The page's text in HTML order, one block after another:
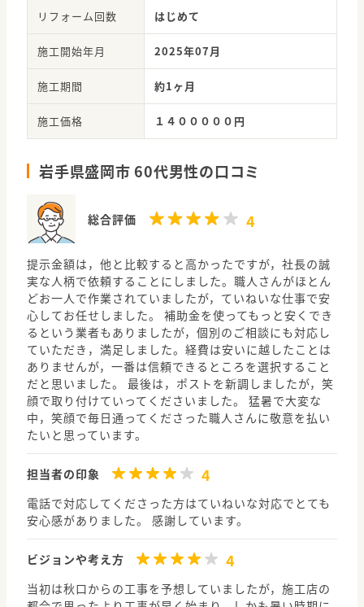
リフォーム回数 はじめて
施工開始年月 2025年07月
施工期間 約1ヶ月
施工価格 １４０００００円
岩手県盛岡市 60代男性の口コミ
総合評価 4
提示金額は，他と比較すると高かったですが，社長の誠
実な人柄で依頼することにしました。職人さんがほとん
どお一人で作業されていましたが，ていねいな仕事で安
心してお任せしました。 補助金を使ってもっと安くでき
るという業者もありましたが，個別のご相談にも対応し
ていただき，満足しました。経費は安いに越したことは
ありませんが，一番は信頼できるところを選択すること
だと思いました。 最後は，ポストを新調しましたが，笑
顔で取り付けていってくださいました。 猛暑で大変な
中，笑顔で毎日通ってくださった職人さんに敬意を払い
たいと思っています。
担当者の印象 4
電話で対応してくださった方はていねいな対応でとても
安心感がありました。 感謝しています。
ビジョンや考え方 4
当初は秋口からの工事を予想していましたが，施工店の